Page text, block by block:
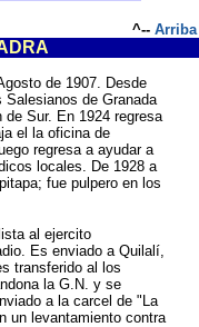
^-- Arriba
de 1907. Desde
de Granada
Sur. En 1924 regresa
el la oficina de
regresa a ayudar a
locales. De 1928 a
fue pulpero en los
al ejercito
Es enviado a Quilalí,
transferido al los
la G.N. y se
a la carcel de "La
un levantamiento contra